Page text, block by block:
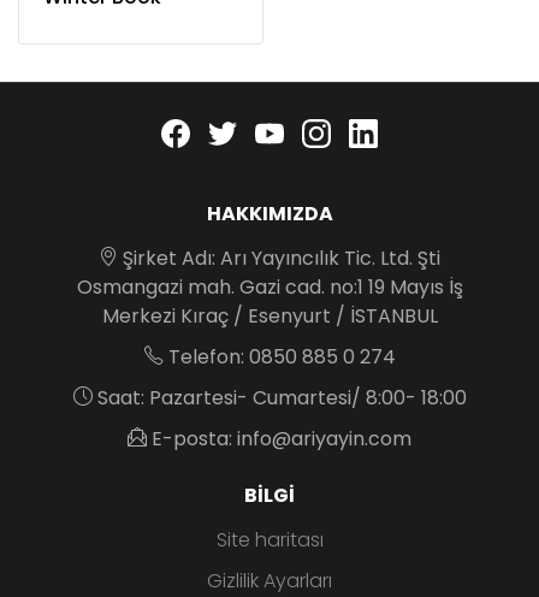
Facebook
twitteryoutubeinstagram
HAKKIMIZDA
Şirket Adı: Arı Yayıncılık Tic. Ltd. Şti
Osmangazi mah. Gazi cad. no:1 19 Mayıs İş
Merkezi Kıraç / Esenyurt / İSTANBUL
Telefon: 0850 885 0 274
Saat: Pazartesi- Cumartesi/ 8:00- 18:00
E-posta: info@ariyayin.com
BILGI
Site haritası
Gizlilik Ayarları